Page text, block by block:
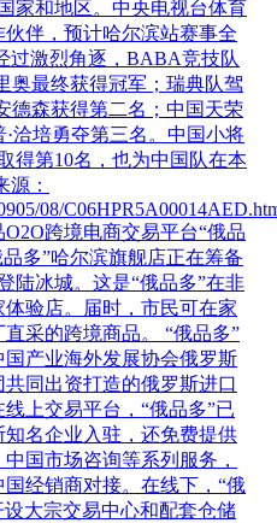
家和地区。中央电视台体育
伴，预计哈尔滨站赛事全
过激烈角逐，BABA竞技队
奥最终获得冠军；瑞典队驾
德森获得第二名；中国天荣
洽培勇夺第三名。中国小将
得第10名，也为中国队在本
源：
08/
跨境电商交易平台“俄品
多”哈尔滨旗舰店正在筹备
陆冰城。这是“俄品多”在非
验店。届时，市民可在家
采的跨境商品。 “俄品多”
产业海外发展协会俄罗斯
同出资打造的俄罗斯进口
上交易平台，“俄品多”已
知名企业入驻，还免费提供
国市场咨询等系列服务，
经销商对接。在线下，“俄
大宗交易中心和配套仓储